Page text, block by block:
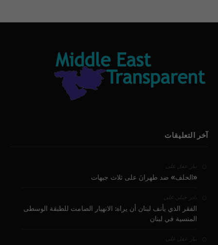
آخر التعليقات
بيار عقل على
«الحلف» ضد طهرانَ على ثلاث جبهات
نادر جبلي على
الفقر الذي يأنف لبنان أن يراه: الانهيار الصامت للطبقة الوسطى
المنسية في لبنان
بيار عقل على